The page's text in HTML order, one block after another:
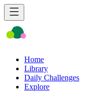
Home
Library
Daily Challenges
Explore